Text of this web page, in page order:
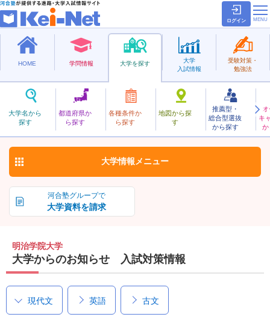
ログイン
HOME 学問情報 大学を探す
大学名から
探す
都道府県か
ら探す
各種条件か
ら探す
地図から探
す
推薦型・
総合型選抜
から探す
キ
か
大学
入試情報
受験対策・
勉強法
私立
めいじがくいん
明治学院大学 お気に入り
河合塾グループで
大学資料を請求
大学情報 メニュー
明治学院大学
大学からのお知らせ 入試対策情報
現代文 英語 古文